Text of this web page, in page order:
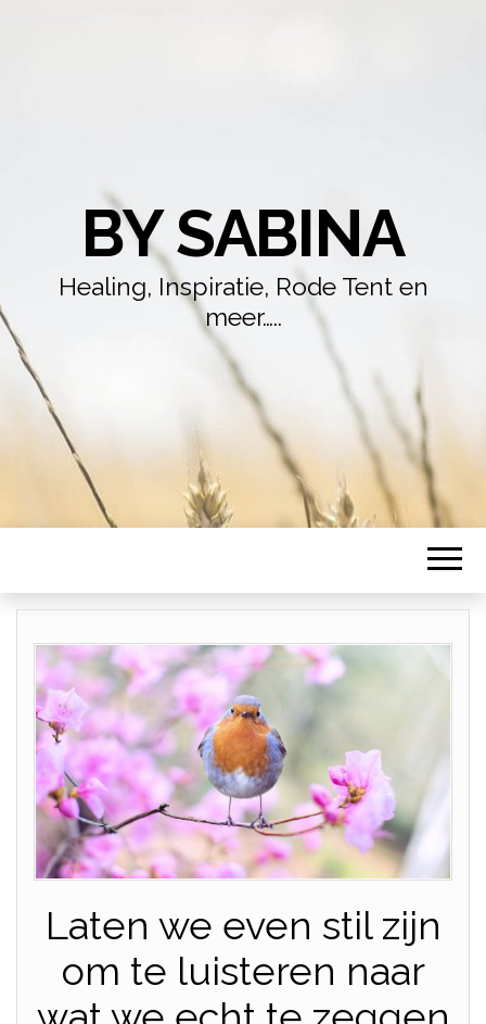
BY SABINA
Healing, Inspiratie, Rode Tent en
meer…..
Laten we even stil zijn
om te luisteren naar